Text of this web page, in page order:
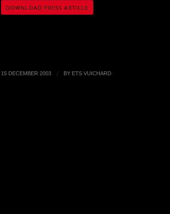
DOWNLOAD PRESS ARTICLE
15 DECEMBER 2003 / BY ETS VUICHARD